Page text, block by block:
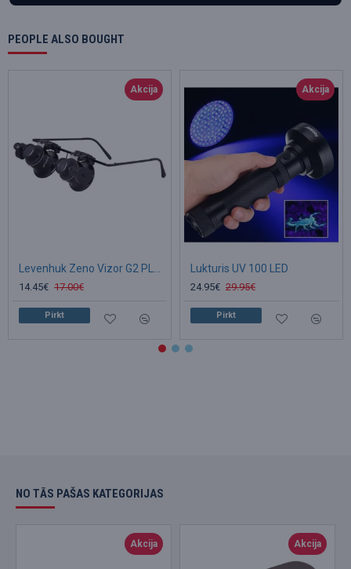
PEOPLE ALSO BOUGHT
Akcija
14.45€ 17.00€
Pirkt
Akcija
Lukturis UV 100 LED
24.95€ 29.95€
Pirkt
NO TĀS PAŠAS KATEGORIJAS
Akcija Akcija